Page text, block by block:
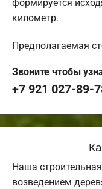
формируется
километр.
Предполагаемая
Звоните чтобы
+7 921 027-89-
Наша
возведением